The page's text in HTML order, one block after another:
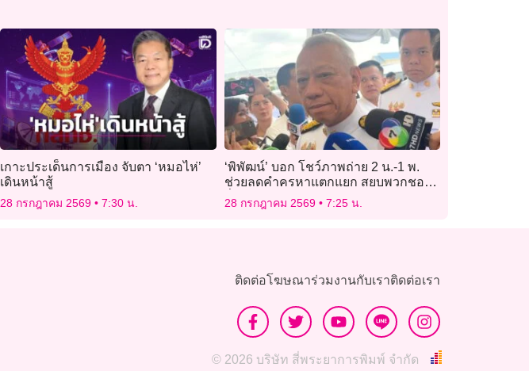
เกาะประเด็นการเมือง จับตา ‘หมอไห่’
เดินหน้าสู้
28 กรกฎาคม 2569 7:30 น.
‘พิพัฒน์’ บอก โชว์ภาพถ่าย 2 น.-1 พ.
ช่วยลดคำครหาแตกแยก สยบพวกชอบ
ปั่นข่าว
28 กรกฎาคม 2569 7:25 น.
ติดต่อโฆษณาร่วมงานกับเราติดต่อเรา
© 2026 บริษัท สี่พระยาการพิมพ์ จำกัด